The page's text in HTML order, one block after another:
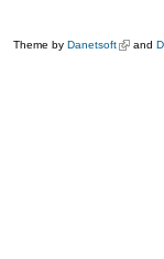
Theme by Danetsoft(link is
and